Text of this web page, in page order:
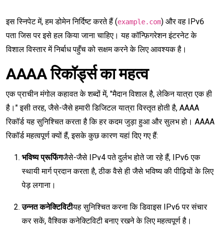
इस स्निपेट में, हम डोमेन निर्दिष्ट करते हैं (example.com) और वह IPv6
पता जिस पर इसे हल किया जाना चाहिए। यह कॉन्फ़िगरेशन इंटरनेट के
विशाल विस्तार में निर्बाध पहुँच को सक्षम करने के लिए आवश्यक है।
AAAA रिकॉर्ड्स का महत्व
एक प्राचीन मंगोल कहावत के शब्दों में, "मैदान विशाल है, लेकिन यात्रा एक ही
है।" इसी तरह, जैसे-जैसे हमारी डिजिटल यात्रा विस्तृत होती है, AAAA
रिकॉर्ड यह सुनिश्चित करता है कि हर कदम जुड़ा हुआ और सुलभ हो। AAAA
रिकॉर्ड महत्वपूर्ण क्यों हैं, इसके कुछ कारण यहां दिए गए हैं:
भविष्य प्रूफिंगजैसे-जैसे IPv4 पते दुर्लभ होते जा रहे हैं, IPv6 एक
स्थायी मार्ग प्रदान करता है, ठीक वैसे ही जैसे भविष्य की पीढ़ियों के लिए
पेड़ लगाना।
उन्नत कनेक्टिविटीयह सुनिश्चित करना कि डिवाइस IPv6 पर संचार
कर सकें, वैश्विक कनेक्टिविटी बनाए रखने के लिए महत्वपूर्ण है।